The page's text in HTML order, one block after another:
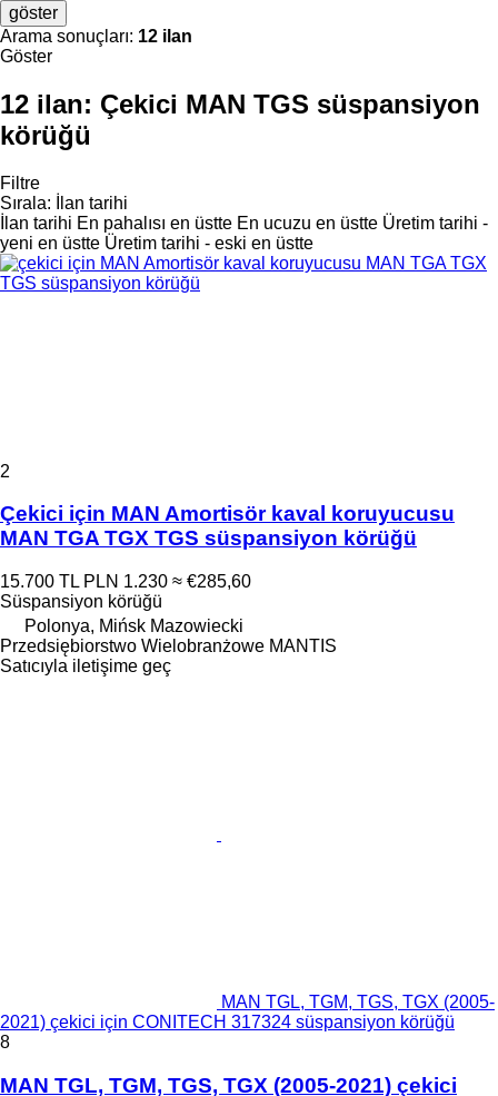
göster
Arama sonuçları: 12 ilan
Göster
12 ilan: Çekici MAN TGS süspansiyon
körüğü
Filtre
Sırala:
İlan tarihi
İlan tarihi En pahalısı en üstte En ucuzu en üstte Üretim tarihi -
yeni en üstte Üretim tarihi - eski en üstte
2
Çekici için MAN Amortisör kaval koruyucusu
MAN TGA TGX TGS süspansiyon körüğü
15.700 TL PLN 1.230 ≈ €285,60
Süspansiyon körüğü
Polonya, Mińsk Mazowiecki
Przedsiębiorstwo Wielobranżowe MANTIS
Satıcıyla iletişime geç
MAN TGL, TGM, TGS, TGX (2005-
2021) çekici için CONITECH 317324 süspansiyon körüğü
8
MAN TGL, TGM, TGS, TGX (2005-2021) çekici